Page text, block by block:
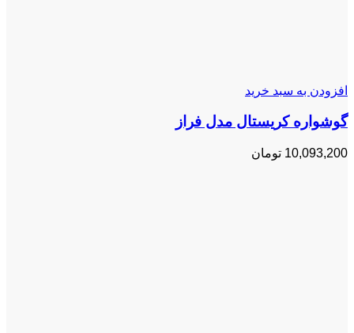
افزودن به سبد خرید
گوشواره کریستال مدل فراز
10,093,200 تومان